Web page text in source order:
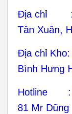
Địa chỉ :
Tân Xuân,
Địa chỉ
Bình Hưng
Hotline :
81 Mr Dũng